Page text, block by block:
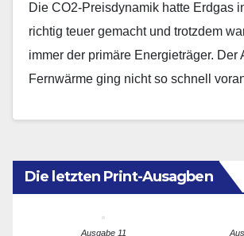
Die CO2-Preisdynamik hatte Erdgas
richtig teuer gemacht und trotzdem
immer der primäre Energieträger. Der
Fernwärme ging nicht so schnell
Die letzten Print-Ausagben
Ausgabe 11